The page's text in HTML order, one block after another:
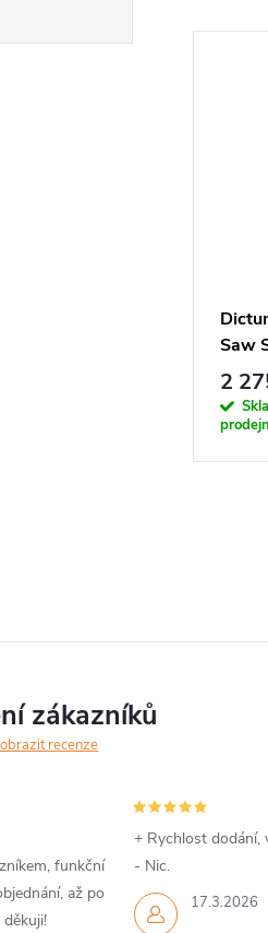
Saw
2
zákazníků
recenze
funkční
až po
17.3.2026
+ Rychlost dodání,
- Nic.